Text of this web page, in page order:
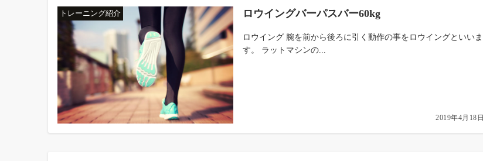
トレーニング紹介 ロウイングバーパスバー60kg
ロウイング 腕を前から後ろに引く動作の事をロウイングといいま
す。 ラットマシンの...
2019年4月18日